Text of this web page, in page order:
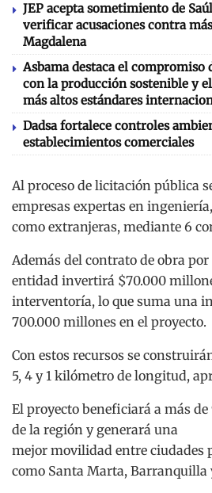
JEP acepta sometimiento de
verificar acusaciones contra
Magdalena
Asbama destaca el compromiso
con la producción sostenible y
más altos estándares
Dadsa fortalece controles
establecimientos comerciales
Al proceso de licitación pública
empresas expertas en
como extranjeras, mediante 6
Además del contrato de obra
entidad invertirá $70.000
interventoría, lo que suma una
700.000 millones en el proyecto.
Con estos recursos se
5, 4 y 1 kilómetro de longitud,
El proyecto beneficiará a más
de la región y generará una
mejor movilidad entre ciudades
como Santa Marta, Barranquilla